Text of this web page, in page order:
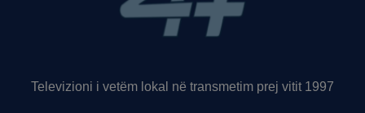
Televizioni i vetëm lokal në transmetim prej vitit 1997